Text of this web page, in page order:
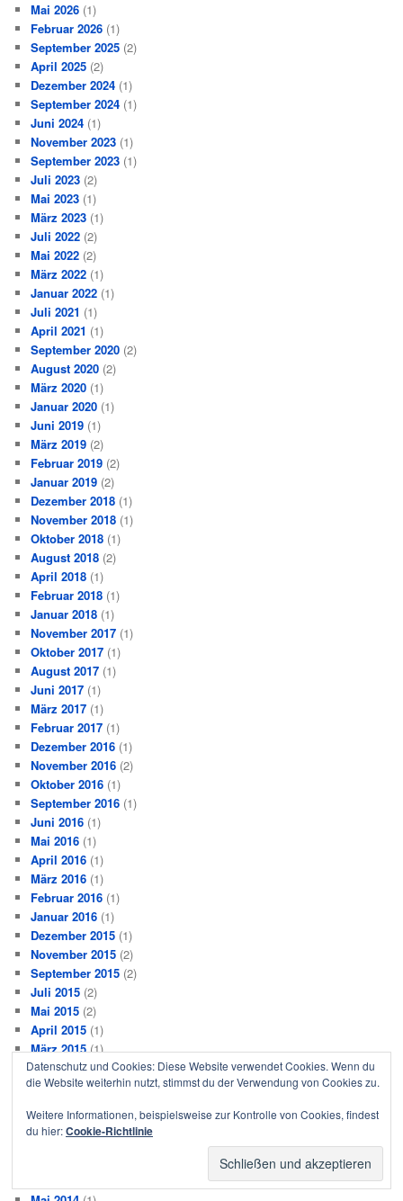
Mai 2026 (1)
Februar 2026 (1)
September 2025 (2)
April 2025 (2)
Dezember 2024 (1)
September 2024 (1)
Juni 2024 (1)
November 2023 (1)
September 2023 (1)
Juli 2023 (2)
Mai 2023 (1)
März 2023 (1)
Juli 2022 (2)
Mai 2022 (2)
März 2022 (1)
Januar 2022 (1)
Juli 2021 (1)
April 2021 (1)
September 2020 (2)
August 2020 (2)
März 2020 (1)
Januar 2020 (1)
Juni 2019 (1)
März 2019 (2)
Februar 2019 (2)
Januar 2019 (2)
Dezember 2018 (1)
November 2018 (1)
Oktober 2018 (1)
August 2018 (2)
April 2018 (1)
Februar 2018 (1)
Januar 2018 (1)
November 2017 (1)
Oktober 2017 (1)
August 2017 (1)
Juni 2017 (1)
März 2017 (1)
Februar 2017 (1)
Dezember 2016 (1)
November 2016 (2)
Oktober 2016 (1)
September 2016 (1)
Juni 2016 (1)
Mai 2016 (1)
April 2016 (1)
März 2016 (1)
Februar 2016 (1)
Januar 2016 (1)
Dezember 2015 (1)
November 2015 (2)
September 2015 (2)
Juli 2015 (2)
Mai 2015 (2)
April 2015 (1)
März 2015(1)
Februar 2015(1)
Dezember 2014(1)
Oktober 2014(2)
Datenschutz und Cookies: Diese Website verwendet Cookies. Wenn du
die Website weiterhin nutzt, stimmst du der Verwendung von Cookies zu.
Weitere Informationen, beispielsweise zur Kontrolle von Cookies, findest
du hier:Cookie-Richtlinie